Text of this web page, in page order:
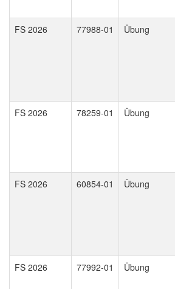
FS 2026 77988-01 Übung
FS 2026 78259-01 Übung
FS 2026 60854-01 Übung
FS 2026
77992-01 Übung